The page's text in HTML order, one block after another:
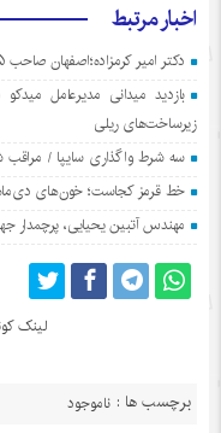
اخبار مرتبط
دکتر امیر کرمزاده؛اصفهان صاحب ۵ هتل پنج‌ستاره می‌شود
بازدید میدانی مدیرعامل
زیرساخت‌های ریلی
سه شرط واگذاری سایپا /
خط قرمز کجاست؛ خون‌های
مهندس آتبین یحیایی، پرچمدار
لینک
برچسب ها : ناموجود